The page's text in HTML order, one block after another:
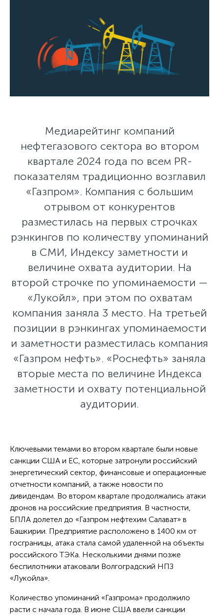
Медиарейтинг компаний
нефтегазового сектора во втором
квартале 2024 года по всем PR-
показателям традиционно возглавил
«Газпром». Компания с большим
отрывом от конкурентов
разместилась на первых строчках
рэнкингов по количеству упоминаний
в СМИ, Индексу заметности и
величине охвата аудитории. На
второй строчке по упоминаемости —
«Лукойл», при этом по охватам
компания заняла 3 место. На третьей
позиции в рэнкингах упоминаемости
и заметности разместилась компания
«Газпром нефть». «Роснефть» заняла
вторые места по величине Индекса
заметности и охвату потенциальной
аудитории.
Ключевыми темами во втором квартале были новые
санкции США и ЕС, которые затронули российский
энергетический сектор, финансовые и операционные
отчетности компаний, а также новости по
дивидендам. Во втором квартале продолжались атаки
дронов на российские предприятия. В частности,
БПЛА долетел до «Газпром нефтехим Салават» в
Башкирии. Предприятие расположено в 1400 км от
госграницы, атака стала самой удаленной на объекты
российского ТЭКа. Несколькими днями позже
беспилотники атаковали Волгоградский НПЗ
«Лукойла».
Количество упоминаний «Газпрома» продолжило
расти с начала года. В июне США ввели санкции